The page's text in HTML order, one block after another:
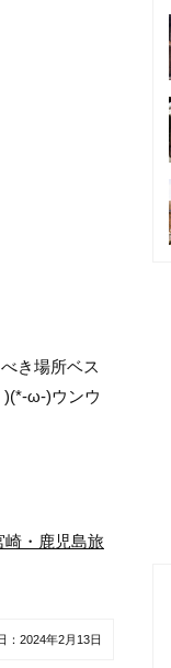
き場所ベス
ω-)ウンウ
崎・鹿児島旅
： 2024年2月13日